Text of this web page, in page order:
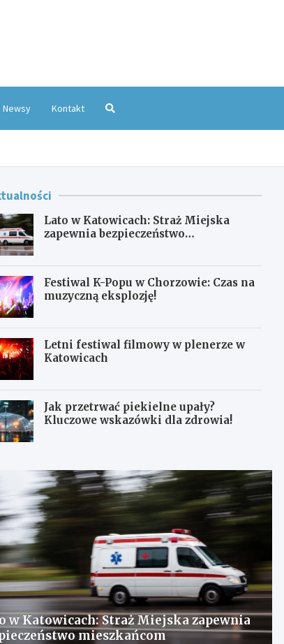
Newsy Kontakt
Lato w Katowicach: Straż Miejska
zapewnia bezpieczeństwo
Festiwal K-Popu w Chorzowie: Czas na
muzyczną eksplozję!
Letni festiwal filmowy w plenerze w
Katowicach
Jak przetrwać piekielne upały?
Kluczowe wskazówki dla zdrowia!
w Katowicach: Straż Miejska zapewnia
mieszkańcom